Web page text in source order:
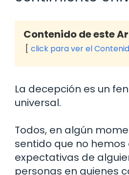
Contenido de este
click para ver el
La decepción es un
universal.
Todos, en algún
sentido que no
expectativas de
personas en quienes